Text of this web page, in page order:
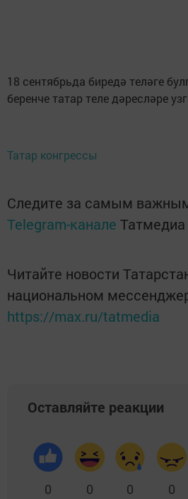
18 сентябрьда биредә теләге
беренче татар теле дәресләре
Татар конгрессы
Следите за самым
Telegram-канале Татмедиа
Читайте новости
национальном
https://max.ru/tatmedia
Оставляйте реакции
0 0 0 0